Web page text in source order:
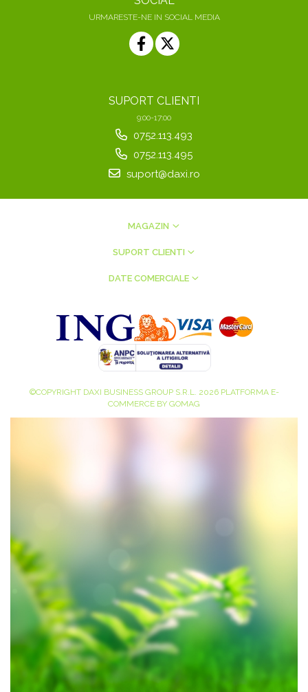
URMARESTE-NE IN SOCIAL MEDIA
SUPORT CLIENTI
9:00-17:00
0752.113.493
0752.113.495
suport@daxi.ro
MAGAZIN
SUPORT CLIENTI
DATE COMERCIALE
©COPYRIGHT DAXI BUSINESS GROUP S.R.L. 2026 PLATFORMA E-
COMMERCE BY GOMAG